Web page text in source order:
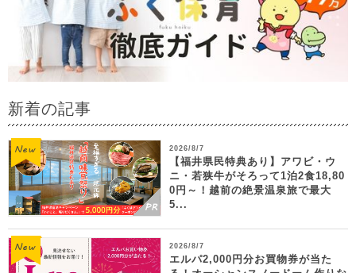
新着の記事
2026/8/7
【福井県民特典あり】アワビ・ウ
ニ・若狭牛がそろって1泊2食18,80
0円～！越前の絶景温泉旅で最大
5...
2026/8/7
エルパ2,000円分お買物券が当た